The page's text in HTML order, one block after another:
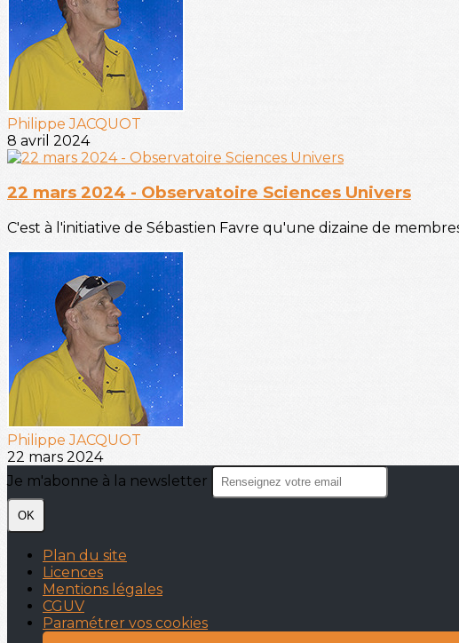
Philippe JACQUOT
8 avril 2024
22 mars 2024 - Observatoire Sciences Univers
C'est à l'initiative de Sébastien Favre qu'une dizaine de
Philippe JACQUOT
22 mars 2024
Je m'abonne à la newsletter
OK
Plan du site
Licences
Mentions légales
CGUV
Paramétrer vos cookies